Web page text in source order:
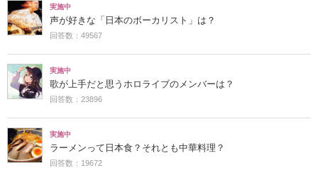
実施中
声が好きな「日本のボーカリスト」は？
回答数：49567
実施中
歌が上手だと思うホロライブのメンバーは？
回答数：23896
実施中
ラーメンって日本食？それとも中華料理？
回答数：19672